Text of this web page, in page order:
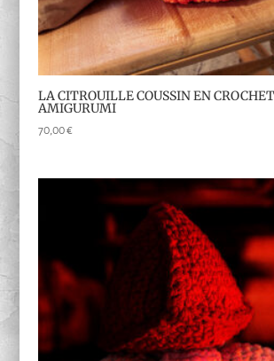
LA CITROUILLE COUSSIN EN
AMIGURUMI
70,00€